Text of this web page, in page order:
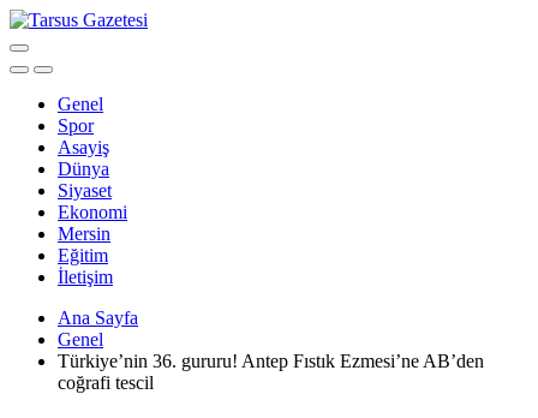
Genel
Spor
Asayiş
Dünya
Siyaset
Ekonomi
Mersin
Eğitim
İletişim
Ana Sayfa
Genel
Türkiye’nin 36. gururu! Antep Fıstık Ezmesi’ne AB’den
coğrafi tescil